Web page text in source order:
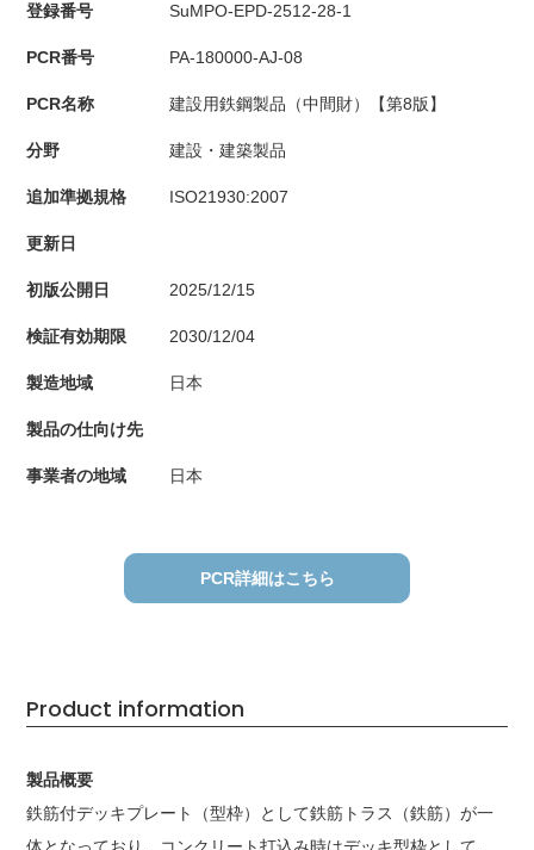
登録番号 SuMPO-EPD-2512-28-1
PCR番号 PA-180000-AJ-08
PCR名称 建設用鉄鋼製品（中間財）【第8版】
分野 建設・建築製品
追加準拠規格 ISO21930:2007
更新日
初版公開日 2025/12/15
検証有効期限 2030/12/04
製造地域 日本
製品の仕向け先
事業者の地域 日本
PCR詳細はこちら
Product information
製品概要
鉄筋付デッキプレート（型枠）として鉄筋トラス（鉄筋）が一